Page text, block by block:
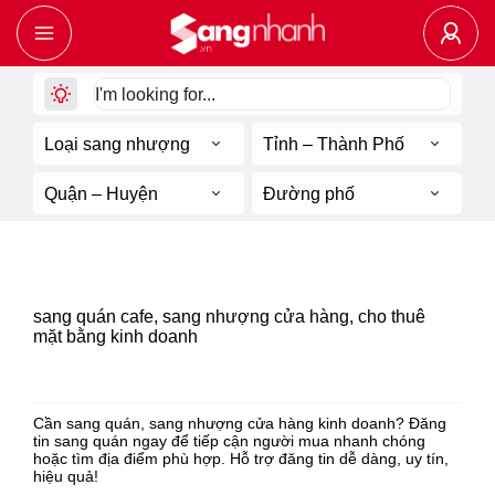
Loại sang nhượng Tỉnh – Thành Phố
Quận – Huyện Đường phố
sang quán cafe, sang nhượng cửa hàng, cho thuê
mặt bằng kinh doanh
Cần sang quán, sang nhượng cửa hàng kinh doanh? Đăng
tin sang quán ngay để tiếp cận người mua nhanh chóng
hoặc tìm địa điểm phù hợp. Hỗ trợ đăng tin dễ dàng, uy tín,
hiệu quả!